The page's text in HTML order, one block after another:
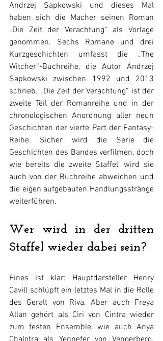
Andrzej Sapkowski und dieses Mal
haben sich die Macher seinen Roman
„Die Zeit der Verachtung“ als Vorlage
genommen. Sechs Romane und drei
Kurzgeschichten umfasst die „The
Witcher“-Buchreihe, die Autor Andrzej
Sapkowski zwischen 1992 und 2013
schrieb. „Die Zeit der Verachtung“ ist der
zweite Teil der Romanreihe und in der
chronologischen Anordnung aller neun
Geschichten der vierte Part der Fantasy-
Reihe. Sicher wird die Serie die
Geschichten des Bandes verfilmen, doch
wie bereits die zweite Staffel, wird sie
auch von der Buchreihe abweichen und
die eigen aufgebauten Handlungsstränge
weiterführen.
Wer wird in der dritten
Staffel wieder dabei sein?
Eines ist klar: Hauptdarsteller Henry
Cavill schlüpft ein letztes Mal in die Rolle
des Geralt von Riva. Aber auch Freya
Allan gehört als Ciri von Cintra wieder
zum festen Ensemble, wie auch Anya